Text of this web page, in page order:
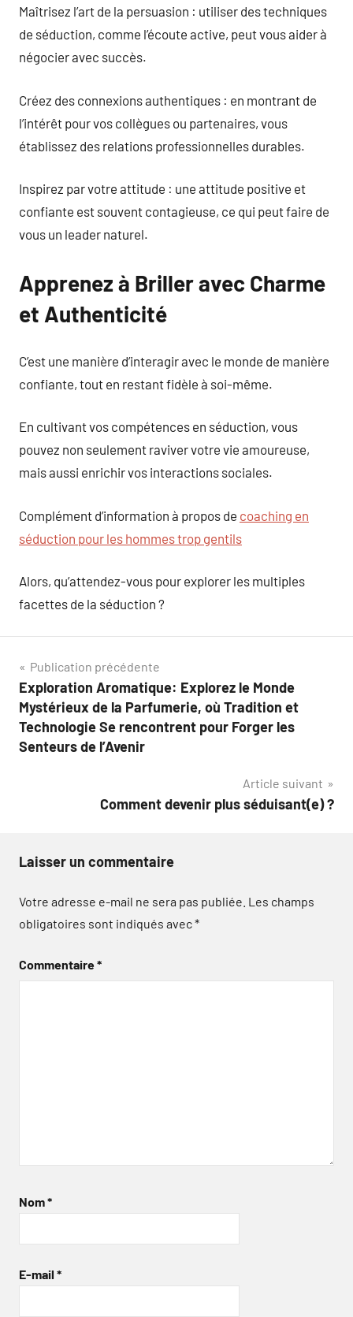
Maîtrisez l’art de la persuasion : utiliser des techniques
de séduction, comme l’écoute active, peut vous aider à
négocier avec succès.
Créez des connexions authentiques : en montrant de
l’intérêt pour vos collègues ou partenaires, vous
établissez des relations professionnelles durables.
Inspirez par votre attitude : une attitude positive et
confiante est souvent contagieuse, ce qui peut faire de
vous un leader naturel.
Apprenez à Briller avec Charme
et Authenticité
C’est une manière d’interagir avec le monde de manière
confiante, tout en restant fidèle à soi-même.
En cultivant vos compétences en séduction, vous
pouvez non seulement raviver votre vie amoureuse,
mais aussi enrichir vos interactions sociales.
Complément d’information à propos de coaching en
séduction pour les hommes trop gentils
Alors, qu’attendez-vous pour explorer les multiples
facettes de la séduction ?
Navigation
de
l’article
Publication précédente
Exploration Aromatique: Explorez le Monde
Mystérieux de la Parfumerie, où Tradition et
Technologie Se rencontrent pour Forger les
Senteurs de l’Avenir
Article suivant
Comment devenir plus séduisant(e) ?
Laisser un commentaire
Votre adresse e-mail ne sera pas publiée. Les champs
obligatoires sont indiqués avec*
Commentaire*
Nom*
E-mail *